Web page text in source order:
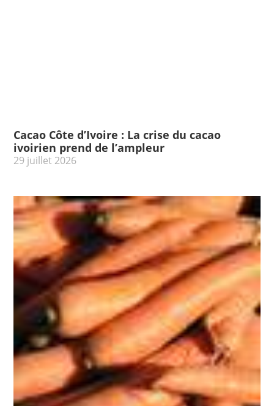
Cacao Côte d’Ivoire : La crise du cacao
ivoirien prend de l’ampleur
29 juillet 2026